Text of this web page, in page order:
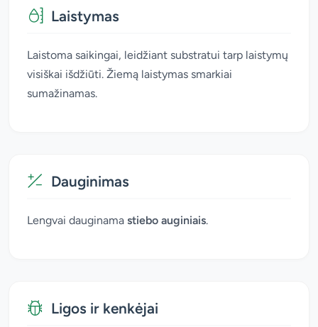
Laistymas
Laistoma saikingai, leidžiant substratui tarp laistymų
visiškai išdžiūti. Žiemą laistymas smarkiai
sumažinamas.
Dauginimas
Lengvai dauginama stiebo auginiais.
Ligos ir kenkėjai